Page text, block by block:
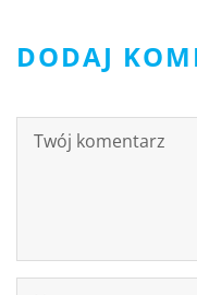
DODAJ